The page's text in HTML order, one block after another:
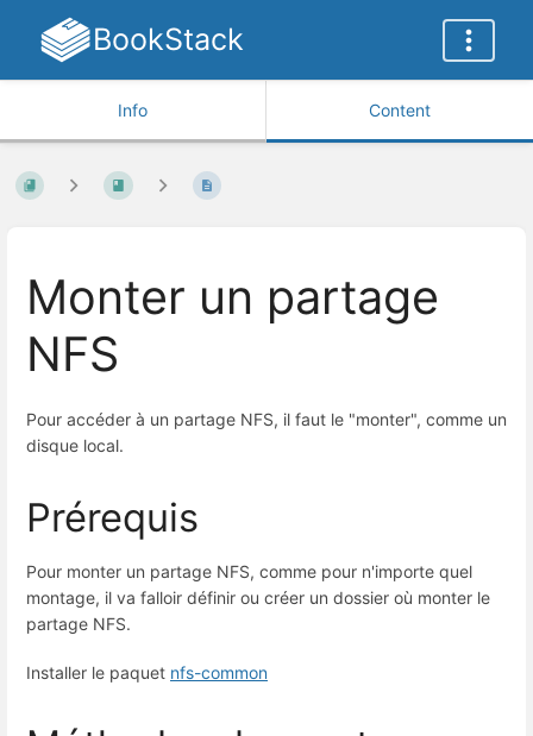
BookStack
Info Content
Monter un partage
NFS
Pour accéder à un partage NFS, il faut le "monter", comme un
disque local.
Prérequis
Pour monter un partage NFS, comme pour n'importe quel
montage, il va falloir définir ou créer un dossier où monter le
partage NFS.
Installer le paquet nfs-common